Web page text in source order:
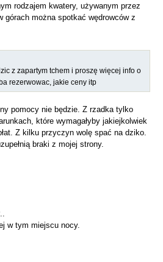
rodzajem kwatery, używanym przez
górach można spotkać wędrowców z
z zapartym tchem i proszę więcej info o
rezerwowac, jakie ceny itp
pomocy nie będzie. Z rzadka tylko
które wymagałyby jakiejkolwiek
Z kilku przyczyn wolę spać na dziko.
braki z mojej strony.
w tym miejscu nocy.